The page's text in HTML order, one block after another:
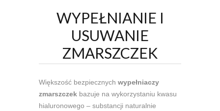
WYPEŁNIANIE I
USUWANIE
ZMARSZCZEK
Większość bezpiecznych wypełniaczy
zmarszczek bazuje na wykorzystaniu kwasu
hialuronowego – substancji naturalnie